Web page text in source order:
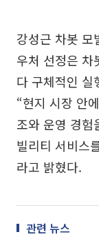
강성근 차봇 모
우처 선정은 차
다 구체적인 실
“현지 시장 안
조와 운영 경험
빌리티 서비스
라고 밝혔다.
관련 뉴스